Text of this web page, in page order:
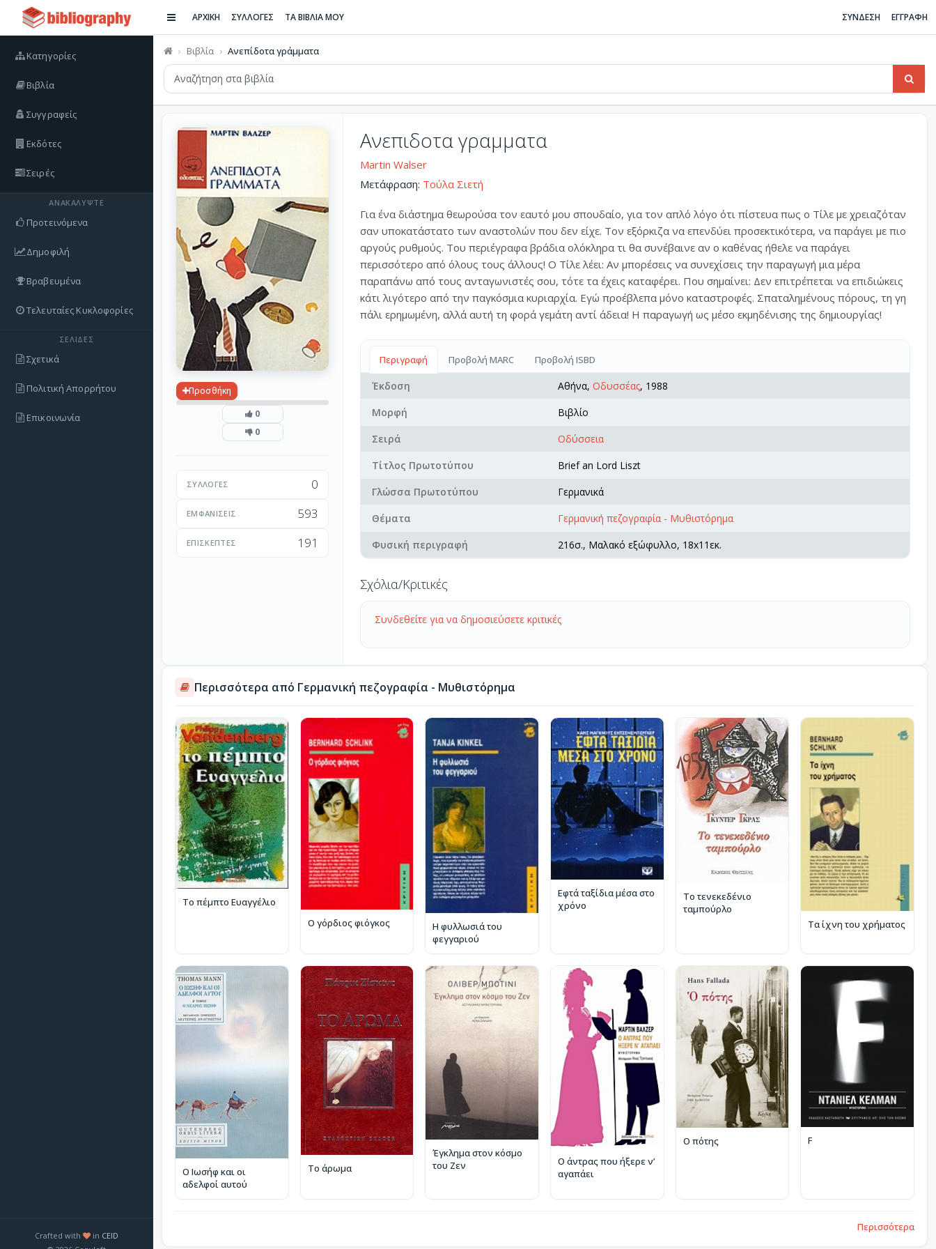
Κατηγορίες
Βιβλία
Συγγραφείς
Εκδότες
Σειρές
ΑΝΑΚΑΛΎΨΤΕ
Προτεινόμενα
Δημοφιλή
Βραβευμένα
Τελευταίες Κυκλοφορίες
ΣΕΛΊΔΕΣ
Σχετικά
Πολιτική Απορρήτου
Επικοινωνία
Crafted with in CEID
ΑΡΧΙΚΗ ΣΥΛΛΟΓΕΣ ΤΑ ΒΙΒΛΙΑ ΜΟΥ ΣΥΝΔΕΣΗ ΕΓΓΡΑΦΗ
Βιβλία Ανεπίδοτα γράμματα
Προσθήκη
0
0
ΣΥΛΛΟΓΈΣ 0
ΕΜΦΑΝΊΣΕΙΣ 593
ΕΠΙΣΚΈΠΤΕΣ 191
Ανεπιδοτα γραμματα
Martin Walser
Μετάφραση: Τούλα Σιετή
Για ένα διάστημα θεωρούσα τον εαυτό μου σπουδαίο, για τον απλό λόγο ότι πίστευα πως ο Τίλε με χρειαζόταν
σαν υποκατάστατο των αναστολών που δεν είχε. Τον εξόρκιζα να επενδύει προσεκτικότερα, να παράγει με πιο
αργούς ρυθμούς. Του περιέγραφα βράδια ολόκληρα τι θα συνέβαινε αν ο καθένας ήθελε να παράγει
περισσότερο από όλους τους άλλους! Ο Τίλε λέει: Αν μπορέσεις να συνεχίσεις την παραγωγή μια μέρα
παραπάνω από τους ανταγωνιστές σου, τότε τα έχεις καταφέρει. Που σημαίνει: Δεν επιτρέπεται να επιδιώκεις
κάτι λιγότερο από την παγκόσμια κυριαρχία. Εγώ προέβλεπα μόνο καταστροφές. Σπαταλημένους πόρους, τη γη
πάλι ερημωμένη, αλλά αυτή τη φορά γεμάτη αντί άδεια! Η παραγωγή ως μέσο εκμηδένισης της δημιουργίας!
Περιγραφή Προβολή MARC Προβολή ISBD
Έκδοση Αθήνα, Οδυσσέας, 1988
Μορφή
Βιβλίο
Σειρά
Οδύσσεια
Τίτλος Πρωτοτύπου
Brief an Lord Liszt
Γλώσσα Πρωτοτύπου
Γερμανικά
Θέματα
Γερμανική πεζογραφία - Μυθιστόρημα
Φυσική περιγραφή
216σ., Μαλακό εξώφυλλο, 18x11εκ.
Σχόλια/Κριτικές
Συνδεθείτε για να δημοσιεύσετε κριτικές
Περισσότερα από Γερμανική πεζογραφία - Μυθιστόρημα
Το πέμπτο Ευαγγέλιο
Ο γόρδιος φιόγκος
Η φυλλωσιά του
φεγγαριού
Εφτά ταξίδια μέσα στο
χρόνο
Το τενεκεδένιο
ταμπούρλο
Τα ίχνη του χρήματος
Ο Ιωσήφ και οι
αδελφοί αυτού
Το άρωμα
Έγκλημα στον κόσμο
του Ζεν
Ο άντρας που ήξερε ν’
αγαπάει
Ο πότης F
Περισσότερα